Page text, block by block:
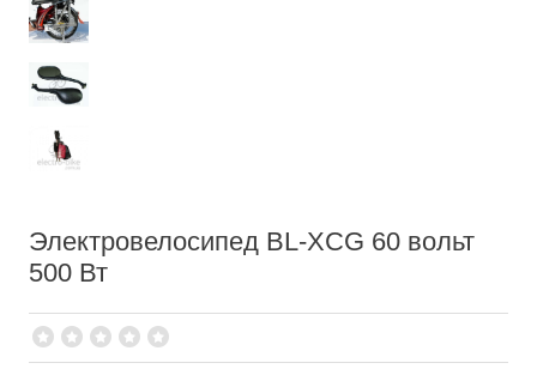
Электровелосипед BL-ХCG 60 вольт
500 Вт